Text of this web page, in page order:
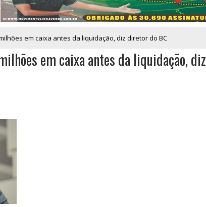
em caixa antes da liquidação, diz diretor do BC
em caixa antes da liquidação, diz